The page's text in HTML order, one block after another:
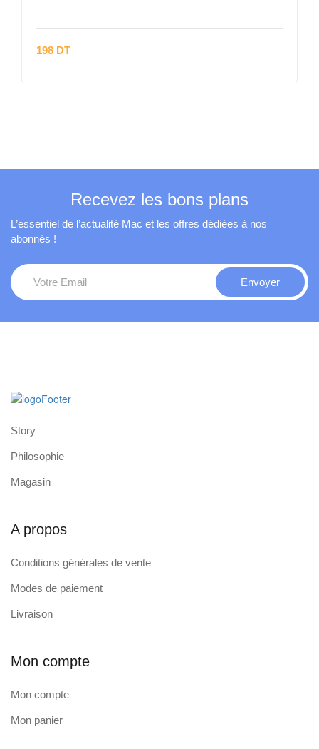
198 DT
Recevez les bons plans
L’essentiel de l’actualité Mac et les offres dédiées à nos
abonnés !
Story
Philosophie
Magasin
A propos
Conditions générales de vente
Modes de paiement
Livraison
Mon compte
Mon compte
Mon panier